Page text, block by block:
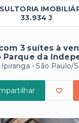
33.934 J
3 suítes à
Parque da
Ipiranga - São Paulo/